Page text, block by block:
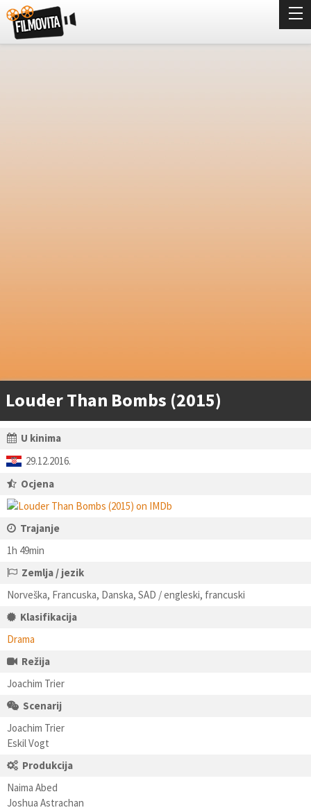
Louder Than Bombs (2015)
U kinima
29.12.2016.
Ocjena
Trajanje
1h 49min
Zemlja / jezik
Norveška, Francuska, Danska, SAD / engleski, francuski
Klasifikacija
Drama
Režija
Joachim Trier
Scenarij
Joachim Trier
Eskil Vogt
Produkcija
Naima Abed
Joshua Astrachan